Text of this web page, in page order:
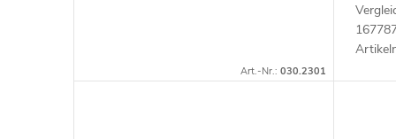
o
Art.-Nr.:030.2301